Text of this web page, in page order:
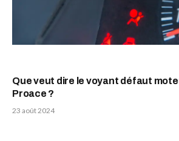
Que veut dire le voyant défaut
Proace ?
23 août 2024